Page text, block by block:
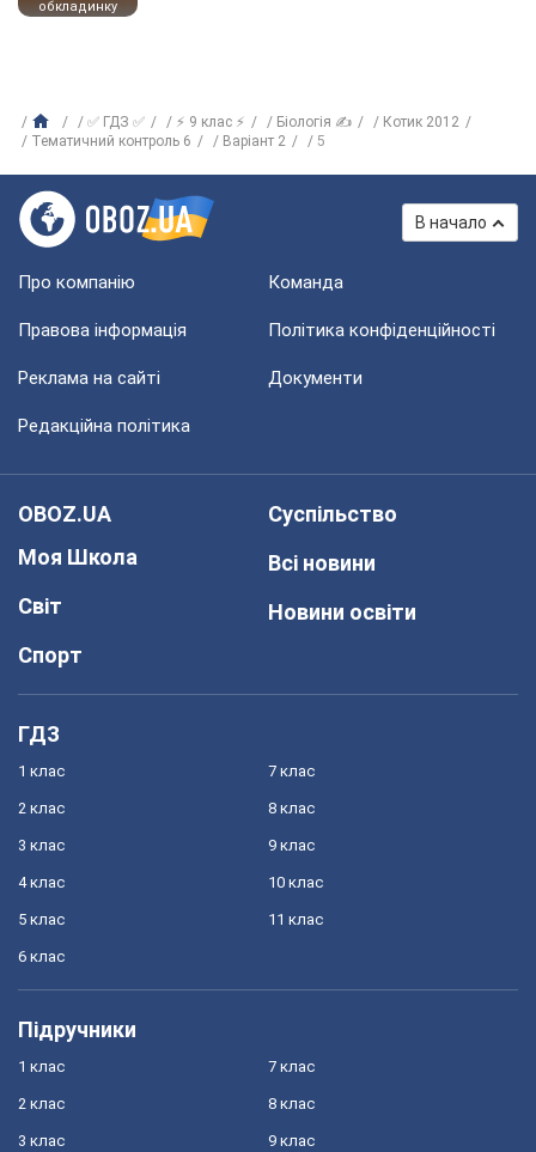
обкладинку
✅ ГДЗ ✅ ⚡ 9 клас ⚡ Біологія ✍
Котик 2012
Тематичний контроль 6
Варіант 2 5
В начало
Про компанію Команда
Правова інформація Політика конфіденційності
Реклама на сайті Документи
Редакційна політика
OBOZ.UA
Моя Школа
Світ
Спорт
Суспільство
Всі новини
Новини освіти
ГДЗ
1 клас
2 клас
3 клас
4 клас
5 клас
6 клас
7 клас
8 клас
9 клас
10 клас
11 клас
Підручники
1 клас
2 клас
3 клас
7 клас
8 клас
9 клас